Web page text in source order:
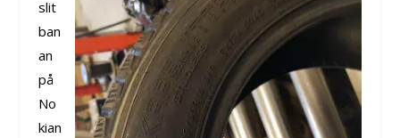
slit
ban
an
på
No
kian